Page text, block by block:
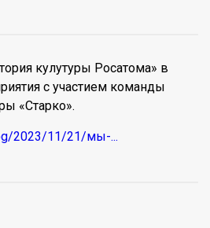
кулутуры Росатома» в
с участием команды
«Старко».
2023/11/21/мы-...